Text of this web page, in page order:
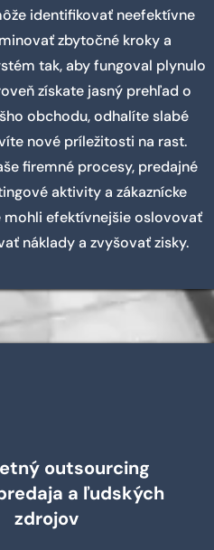
identifikovať neefektívne
zbytočné kroky a
tak, aby fungoval plynulo
získate jasný prehľad o
obchodu, odhalíte slabé
nové príležitosti na rast.
firemné procesy, predajné
aktivity a zákaznícke
mohli efektívnejšie oslovovať
náklady a zvyšovať zisky.
outsourcing
a ľudských
zdrojov